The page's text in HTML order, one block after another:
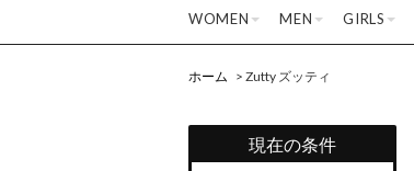
WOMEN MEN GIRLS
ホーム > Zutty ズッティ
現在の条件